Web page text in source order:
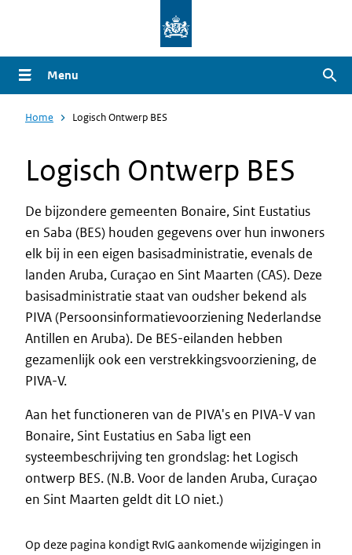
naar
de
gaan
Menu
Home Logisch Ontwerp BES
Logisch Ontwerp BES
De bijzondere gemeenten Bonaire, Sint Eustatius
en Saba (BES) houden gegevens over hun inwoners
elk bij in een eigen basisadministratie, evenals de
landen Aruba, Curaçao en Sint Maarten (CAS). Deze
basisadministratie staat van oudsher bekend als
PIVA (Persoonsinformatievoorziening Nederlandse
Antillen en Aruba). De BES-eilanden hebben
gezamenlijk ook een verstrekkingsvoorziening, de
PIVA-V.
Aan het functioneren van de PIVA's en PIVA-V van
Bonaire, Sint Eustatius en Saba ligt een
systeembeschrijving ten grondslag: het Logisch
ontwerp BES. (N.B. Voor de landen Aruba, Curaçao
en Sint Maarten geldt dit LO niet.)
Op deze pagina kondigt RvIG aankomende wijzigingen in